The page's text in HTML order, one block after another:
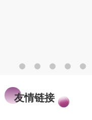
友情链接